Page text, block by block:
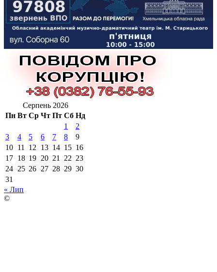
Серпень 2026
Пн Вт Ср Чт Пт Сб Нд
1
2
3
4 5 6 7 8
9
10 11 12 13 14 15 16
17 18 19 20 21 22 23
24 25 26 27 28 29 30
31
« Лип
©